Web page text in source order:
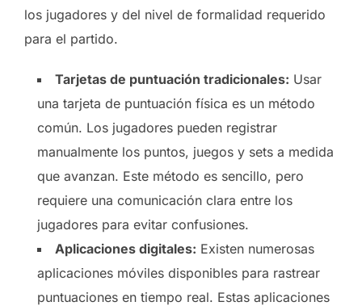
los jugadores y del nivel de formalidad requerido
para el partido.
Tarjetas de puntuación tradicionales: Usar
una tarjeta de puntuación física es un método
común. Los jugadores pueden registrar
manualmente los puntos, juegos y sets a medida
que avanzan. Este método es sencillo, pero
requiere una comunicación clara entre los
jugadores para evitar confusiones.
Aplicaciones digitales: Existen numerosas
aplicaciones móviles disponibles para rastrear
puntuaciones en tiempo real. Estas aplicaciones